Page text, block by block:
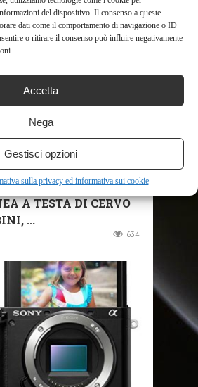
del dispositivo. Il consenso a queste
dati come il comportamento di navigazione o ID
o ritirare il consenso può influire negativamente
Accetta
Nega
Gestisci opzioni
sulla privacy ed informativa sui cookie
CON STAMPA
A TESTA DI CERVO
...
634